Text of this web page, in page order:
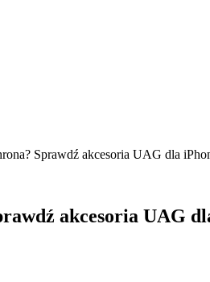
Sprawdź akcesoria UAG dla
akcesoria UAG